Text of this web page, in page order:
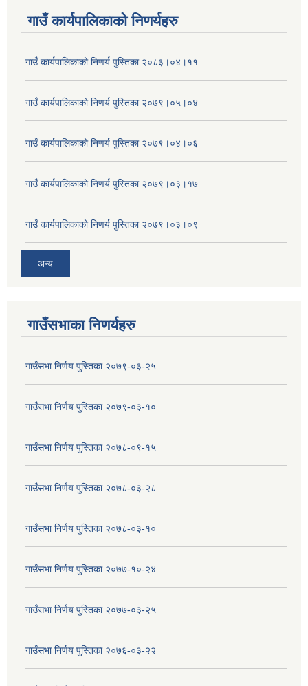
गाउँ कार्यपालिकाकाे निणर्यहरु
गाउँ कार्यपालिकाको निणर्य पुस्तिका २०८३।०४।११
गाउँ कार्यपालिकाको निणर्य पुस्तिका २०७९।०५।०४
गाउँ कार्यपालिकाको निणर्य पुस्तिका २०७९।०४।०६
गाउँ कार्यपालिकाको निणर्य पुस्तिका २०७९।०३।१७
गाउँ कार्यपालिकाको निणर्य पुस्तिका २०७९।०३।०९
अन्य
गाउँसभाका निणर्यहरु
गाउँसभा निर्णय पुस्तिका २०७९-०३-२५
गाउँसभा निर्णय पुस्तिका २०७९-०३-१०
गाउँसभा निर्णय पुस्तिका २०७८-०९-१५
गाउँसभा निर्णय पुस्तिका २०७८-०३-२८
गाउँसभा निर्णय पुस्तिका २०७८-०३-१०
गाउँसभा निर्णय पुस्तिका २०७७-१०-२४
गाउँसभा निर्णय पुस्तिका २०७७-०३-२५
गाउँसभा निर्णय पुस्तिका २०७६-०३-२२